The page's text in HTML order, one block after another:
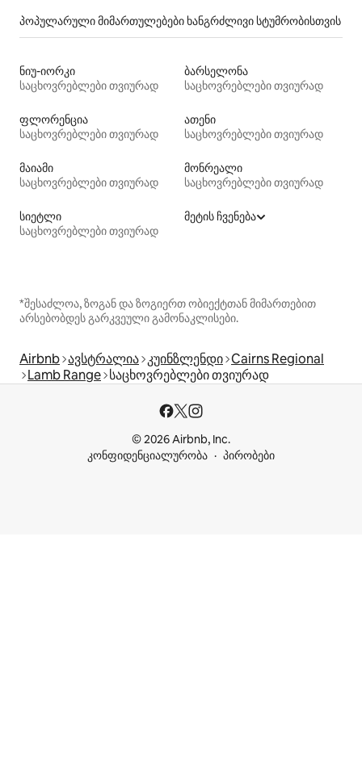
პოპულარული მიმართულებები ხანგრძლივი სტუმრობისთვის
ნიუ-იორკი
საცხოვრებლები თვიურად
ბარსელონა
საცხოვრებლები თვიურად
ფლორენცია
საცხოვრებლები თვიურად
ათენი
საცხოვრებლები თვიურად
მაიამი
საცხოვრებლები თვიურად
მონრეალი
საცხოვრებლები თვიურად
სიეტლი
საცხოვრებლები თვიურად
მეტის ჩვენება
*შესაძლოა, ზოგან და ზოგიერთ ობიექტთან მიმართებით
არსებობდეს გარკვეული გამონაკლისები.
Airbnb ავსტრალია კუინზლენდი Cairns Regional
Lamb Range საცხოვრებლები თვიურად
© 2026 Airbnb, Inc.
კონფიდენციალურობა
პირობები